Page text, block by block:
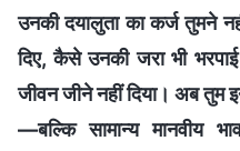
उनकी दयालुता का कर्ज तुमने
दिए, कैसे उनकी जरा भी
जीवन जीने नहीं दिया। अब तुम
—बल्कि सामान्य मानवीय